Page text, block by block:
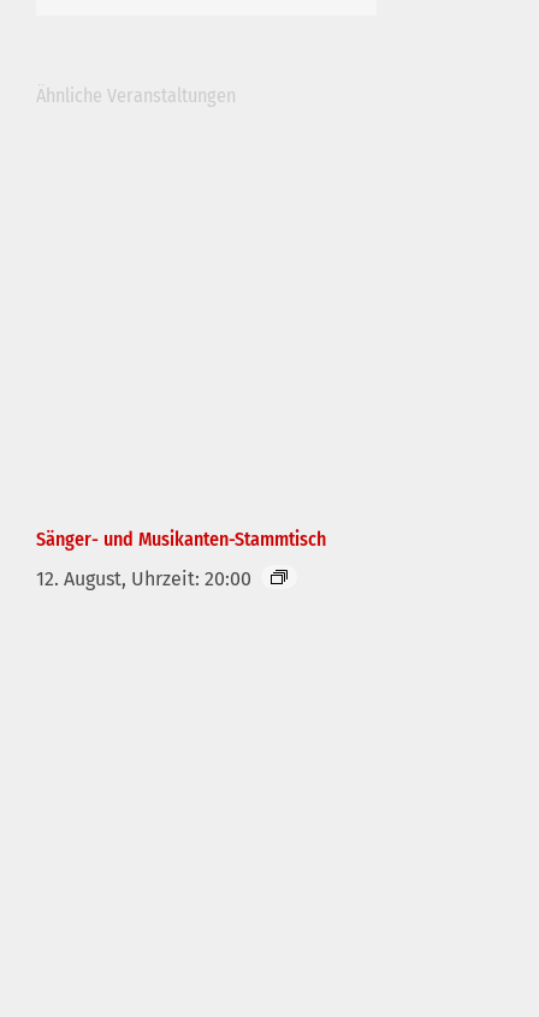
Ähnliche Veranstaltungen
Sänger- und Musikanten-Stammtisch
12. August, Uhrzeit: 20:00